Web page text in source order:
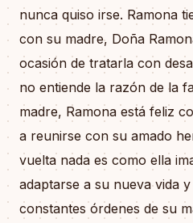
nunca quiso irse. Ramona
con su madre, Doña
ocasión de tratarla con
no entiende la razón de la
madre, Ramona está feliz
a reunirse con su amado
vuelta nada es como ella
adaptarse a su nueva vida
constantes órdenes de su